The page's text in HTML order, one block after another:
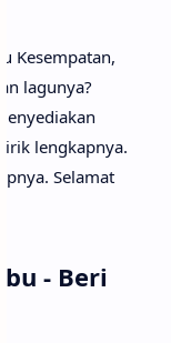
Kesempatan,
lagunya?
lirik lengkapnya.
Selamat
- Beri